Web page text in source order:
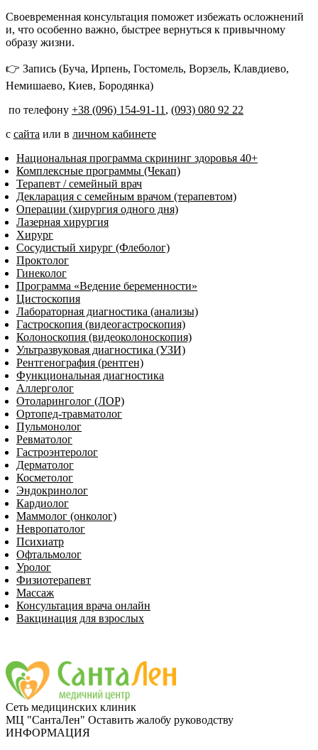
Своевременная консультация поможет избежать осложнений
и, что особенно важно, быстрее вернуться к привычному
образу жизни.
👉 Запись (Буча, Ирпень, Гостомель, Ворзель, Клавдиево,
Немишаево, Киев, Бородянка)
по телефону +38 (096) 154-91-11 , (093) 080 92 22
с сайта или в личном кабинете
Национальная программа скрининг здоровья 40+
Комплексные программы (Чекап)
Терапевт / семейный врач
Декларация с семейным врачом (терапевтом)
Операции (хирургия одного дня)
Лазерная хирургия
Хирург
Сосудистый хирург (Флеболог)
Проктолог
Гинеколог
Программа «Ведение беременности»
Цистоскопия
Лабораторная диагностика (анализы)
Гастроскопия (видеогастроскопия)
Колоноскопия (видеоколоноскопия)
Ультразвуковая диагностика (УЗИ)
Рентгенография (рентген)
Функциональная диагностика
Аллерголог
Отоларинголог (ЛОР)
Ортопед-травматолог
Пульмонолог
Ревматолог
Гастроэнтеролог
Дерматолог
Косметолог
Эндокринолог
Кардиолог
Маммолог (онколог)
Невропатолог
Пси­хи­атр
Офтальмолог
Уролог
Физиотерапевт
Массаж
Консультация врача онлайн
Вакцинация для взрослых
Сеть медицинских клиник
МЦ "СантаЛен" Оставить жалобу руководству
ИНФОРМАЦИЯ